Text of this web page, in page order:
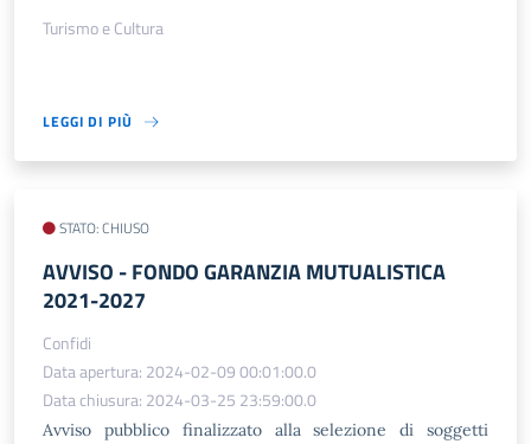
Turismo e Cultura
LEGGI DI PIÙ
STATO: CHIUSO
AVVISO - FONDO GARANZIA MUTUALISTICA
2021-2027
Confidi
Data apertura: 2024-02-09 00:01:00.0
Data chiusura: 2024-03-25 23:59:00.0
Avviso pubblico finalizzato alla selezione di soggetti